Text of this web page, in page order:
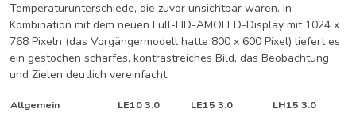
Temperaturunterschiede, die zuvor unsichtbar waren. In
Kombination mit dem neuen Full-HD-AMOLED-Display mit 1024 x
768 Pixeln (das Vorgängermodell hatte 800 x 600 Pixel) liefert es
ein gestochen scharfes, kontrastreiches Bild, das Beobachtung
und Zielen deutlich vereinfacht.
Allgemein LE10 3.0 LE15 3.0
LH15 3.0